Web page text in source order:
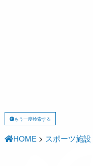
もう一度検索する
HOME > スポーツ施設